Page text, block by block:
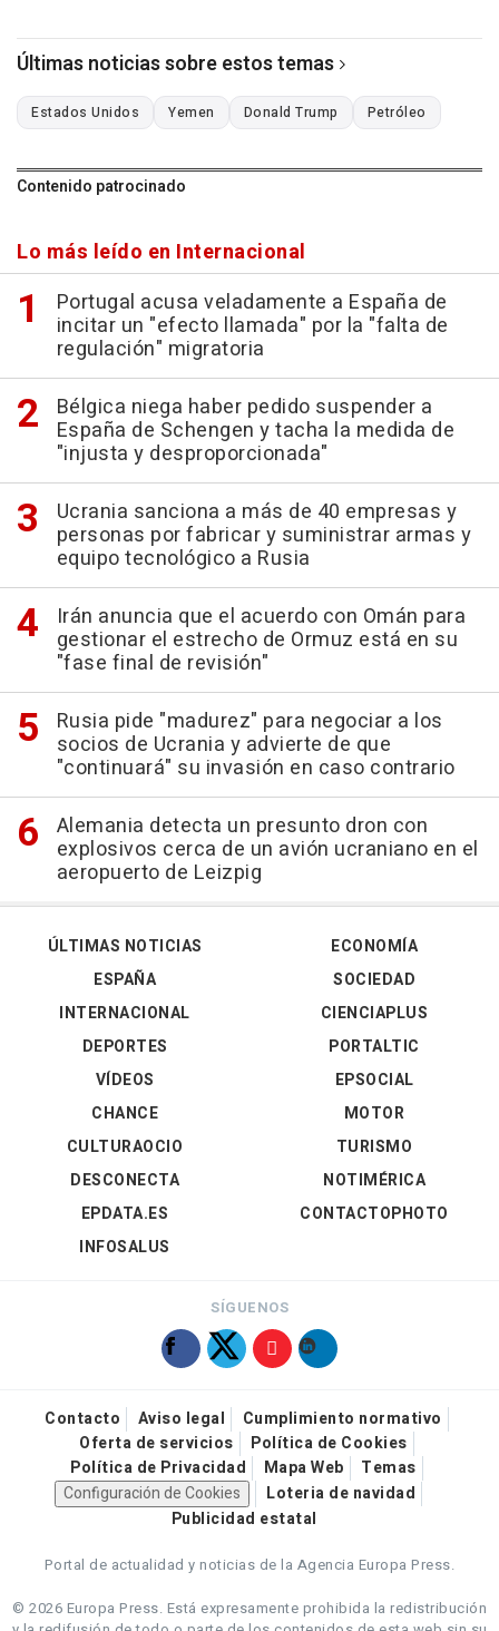
Últimas noticias sobre estos temas
Estados Unidos Yemen Donald Trump Petróleo
Contenido patrocinado
Lo más leído en Internacional
Portugal acusa veladamente a España de
incitar un "efecto llamada" por la "falta de
regulación" migratoria
Bélgica niega haber pedido suspender a
España de Schengen y tacha la medida de
"injusta y desproporcionada"
Ucrania sanciona a más de 40 empresas y
personas por fabricar y suministrar armas y
equipo tecnológico a Rusia
Irán anuncia que el acuerdo con Omán para
gestionar el estrecho de Ormuz está en su
"fase final de revisión"
Rusia pide "madurez" para negociar a los
socios de Ucrania y advierte de que
"continuará" su invasión en caso contrario
Alemania detecta un presunto dron con
explosivos cerca de un avión ucraniano en el
aeropuerto de Leizpig
ÚLTIMAS NOTICIAS
ESPAÑA
INTERNACIONAL
DEPORTES
VÍDEOS
ECONOMÍA
SOCIEDAD
CIENCIAPLUS
PORTALTIC
EPSOCIAL
CHANCE
CULTURAOCIO
DESCONECTA
EPDATA.ES
INFOSALUS
MOTOR
TURISMO
NOTIMÉRICA
CONTACTOPHOTO
SÍGUENOS
Contacto Aviso legal
Cumplimiento normativo
Oferta de servicios
Política de Cookies
Política de Privacidad
Mapa Web
Temas
Configuración de Cookies
Loteria de navidad
Publicidad estatal
Portal de actualidad y noticias de la Agencia Europa Press.
© 2026 Europa Press. Está expresamente prohibida la redistribución